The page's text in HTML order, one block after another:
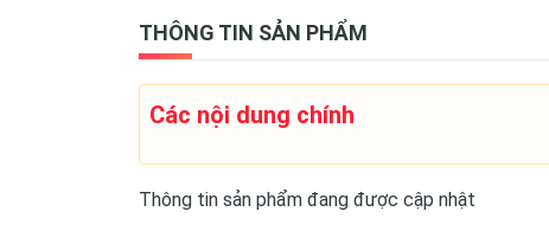
THÔNG TIN SẢN PHẨM
Các nội dung chính
Thông tin sản phẩm đang được cập nhật